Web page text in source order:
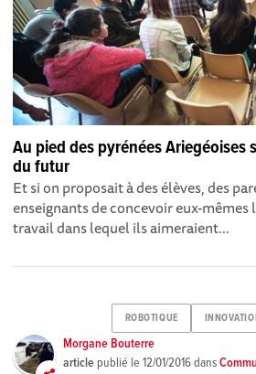
Au pied des pyrénées Ariegéoises
du futur
Et si on proposait à des élèves, des
enseignants de concevoir eux-mêmes
travail dans lequel ils aimeraient...
ROBOTIQUE
Morgane Bouterre
article publié le12/01/2016dans